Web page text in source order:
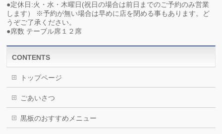
●定休日:火・水・木曜日(祝日の場合は前日までのご予約のみ営業
します） ※予約が無い場合は早めに店を閉める事もあります。ど
うぞご了承ください。
●席数 テーブル席１２席
CONTENTS
トップページ
ごあいさつ
黒板のおすすめメニュー